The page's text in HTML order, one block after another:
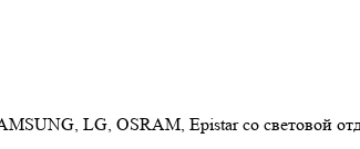
LG, OSRAM, Epistar со световой